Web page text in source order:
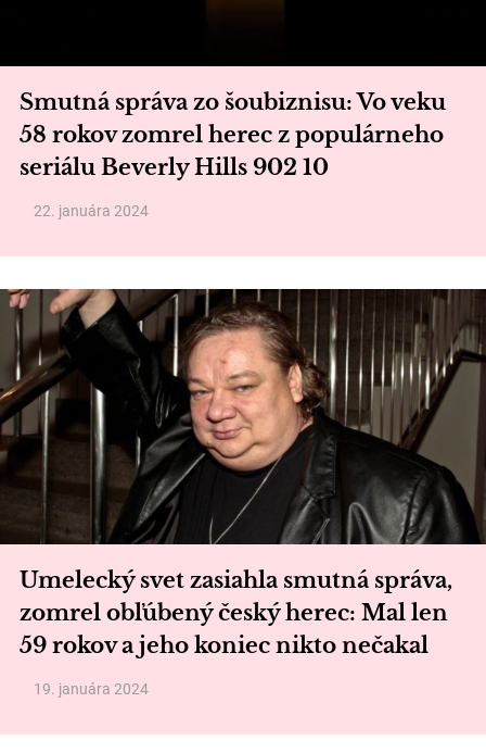
Smutná správa zo šoubiznisu: Vo veku
58 rokov zomrel herec z populárneho
seriálu Beverly Hills 902 10
22. januára 2024
Umelecký svet zasiahla smutná správa,
zomrel obľúbený český herec: Mal len
59 rokov a jeho koniec nikto nečakal
19. januára 2024